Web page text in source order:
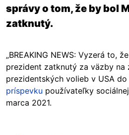
správy o tom, že by bol
zatknutý.
„BREAKING NEWS: Vyzerá to,
prezident zatknutý za väzby na
prezidentských volieb v USA
príspevku používateľky
marca 2021.